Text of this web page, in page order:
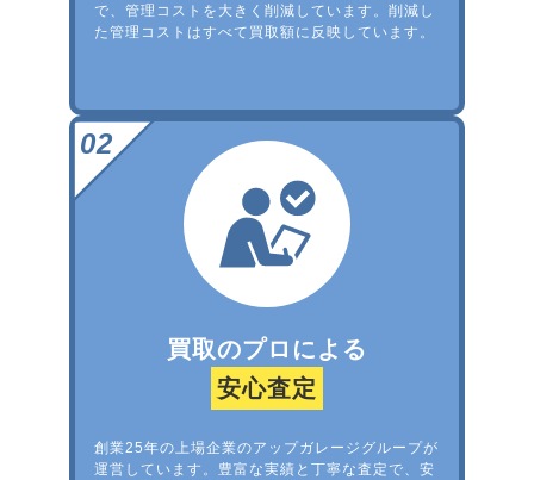
で、管理コストを大きく削減しています。削減し
た管理コストはすべて買取額に反映しています。
買取のプロによる
安心査定
創業25年の上場企業のアップガレージグループが
運営しています。豊富な実績と丁寧な査定で、安